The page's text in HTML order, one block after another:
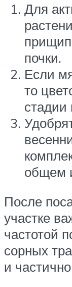
Для
почки.
Если
то
общем
После
участке
частотой
сорных
и